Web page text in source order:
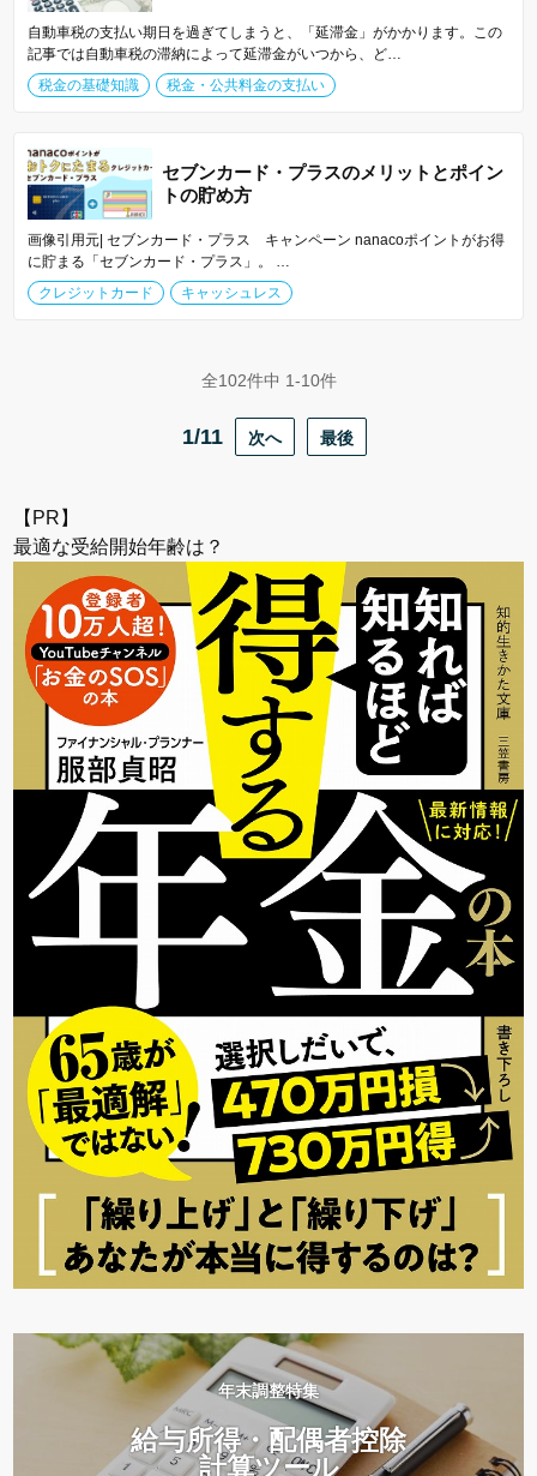
自動車税の支払い期日を過ぎてしまうと、「延滞金」がかかります。この
記事では自動車税の滞納によって延滞金がいつから、ど…
税金の基礎知識
税金・公共料金の支払い
セブンカード・プラスのメリットとポイン
トの貯め方
画像引用元| セブンカード・プラス キャンペーン nanacoポイントがお得
に貯まる「セブンカード・プラス」。 …
クレジットカード
キャッシュレス
全102件中 1-10件
1/11 次へ 最後
【PR】
最適な受給開始年齢は？
年末調整特集
給与所得・配偶者控除
計算ツール